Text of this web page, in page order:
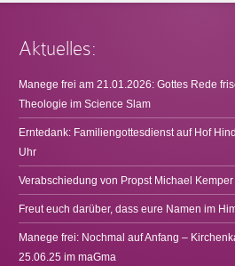
Aktuelles:
Manege frei am 21.01.2026: Gottes Rede
Theologie im Science Slam
Erntedank: Familiengottesdienst auf Hof
Uhr
Verabschiedung von Propst Michael
Freut euch darüber, dass eure Namen im
Manege frei: Nochmal auf Anfang –
25.06.25 im maGma